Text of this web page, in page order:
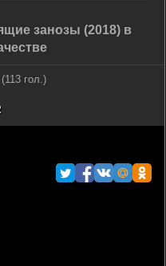
занозы (2018) в
113 гол.)